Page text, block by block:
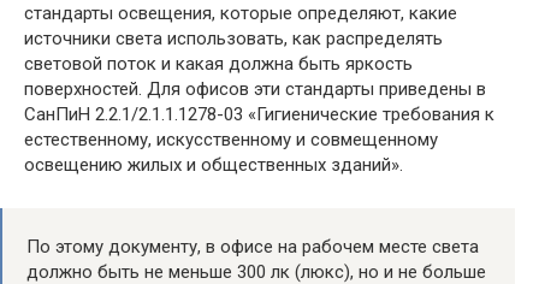
стандарты освещения, которые определяют, какие
источники света использовать, как распределять
световой поток и какая должна быть яркость
поверхностей. Для офисов эти стандарты приведены в
СанПиН 2.2.1/2.1.1.1278-03 «Гигиенические требования к
естественному, искусственному и совмещенному
освещению жилых и общественных зданий».
По этому документу, в офисе на рабочем месте света
должно быть не меньше 300 лк (люкс), но и не больше